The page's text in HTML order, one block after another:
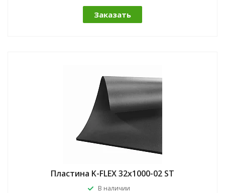
Заказать
Пластина K-FLEX 32x1000-02 ST
В наличии